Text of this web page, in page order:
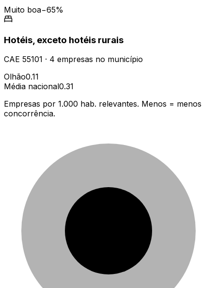
Muito boa−65%
Hotéis, exceto hotéis rurais
CAE 55101 · 4 empresas no município
Olhão0.11
Média nacional0.31
Empresas por 1.000 hab. relevantes. Menos = menos
concorrência.